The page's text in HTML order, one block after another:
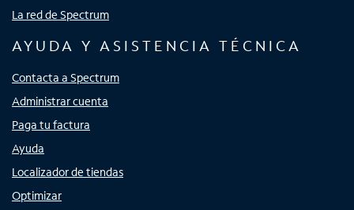
La red de Spectrum
AYUDA Y ASISTENCIA TÉCNICA
Contacta a Spectrum
Administrar cuenta
Paga tu factura
Ayuda
Localizador de tiendas
Optimizar